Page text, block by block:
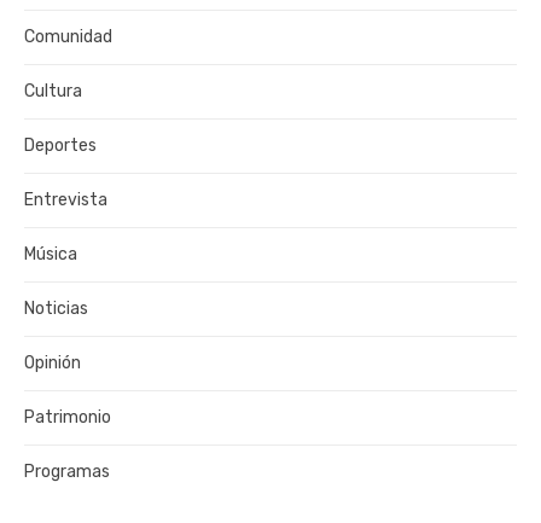
Comunidad
Cultura
Deportes
Entrevista
Música
Noticias
Opinión
Patrimonio
Programas